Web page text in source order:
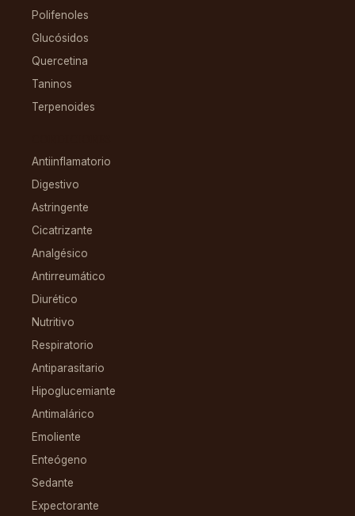
Polifenoles
Glucósidos
Quercetina
Taninos
Terpenoides
Antiinflamatorio
Digestivo
Astringente
Cicatrizante
Analgésico
Antirreumático
Diurético
Nutritivo
Respiratorio
Antiparasitario
Hipoglucemiante
Antimalárico
Emoliente
Enteógeno
Sedante
Expectorante